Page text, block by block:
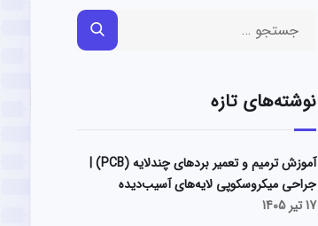
نوشته‌های تازه
آموزش ترمیم و تعمیر بردهای چندلایه (PCB) |
جراحی میکروسکوپی لایه‌های آسیب‌دیده
17 تیر 1405